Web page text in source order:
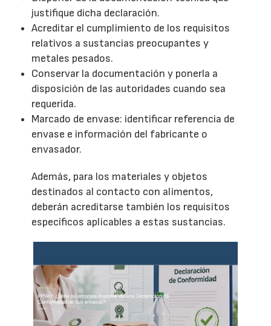
justifique dicha declaración.
Acreditar el cumplimiento de los requisitos
relativos a sustancias preocupantes y
metales pesados.
Conservar la documentación y ponerla a
disposición de las autoridades cuando sea
requerida.
Marcado de envase: identificar referencia de
envase e información del fabricante o
envasador.
Además, para los materiales y objetos
destinados al contacto con alimentos,
deberán acreditarse también los requisitos
específicos aplicables a estas sustancias.